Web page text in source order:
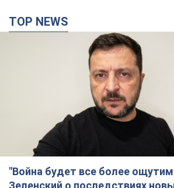
"Война будет все более
Зеленский о последствиях
Украине, важных отчетах и
противника. Видео
Более 300 тысяч семей в Одессе и
электричества
10 часов назад
"Очень прискорбно": Сибига
ЮНИСЕФ за заявление о